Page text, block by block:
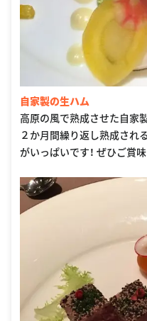
自家製の生ハム
高原の風で熟成させた自家
２か月間繰り返し熟成され
がいっぱいです！ ぜひご賞